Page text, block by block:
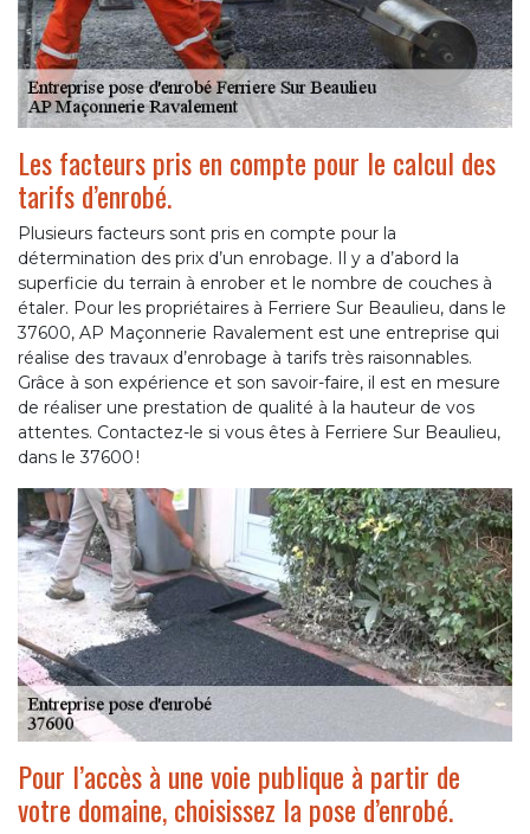
Les facteurs pris en compte pour le calcul des
tarifs d’enrobé.
Plusieurs facteurs sont pris en compte pour la
détermination des prix d’un enrobage. Il y a d’abord la
superficie du terrain à enrober et le nombre de couches à
étaler. Pour les propriétaires à Ferriere Sur Beaulieu, dans le
37600, AP Maçonnerie Ravalement est une entreprise qui
réalise des travaux d’enrobage à tarifs très raisonnables.
Grâce à son expérience et son savoir-faire, il est en mesure
de réaliser une prestation de qualité à la hauteur de vos
attentes. Contactez-le si vous êtes à Ferriere Sur Beaulieu,
dans le 37600 !
Pour l’accès à une voie publique à partir de
votre domaine, choisissez la pose d’enrobé.